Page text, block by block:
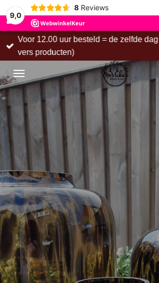
9,0
8 Reviews
Vanaf € 75,00 gratis